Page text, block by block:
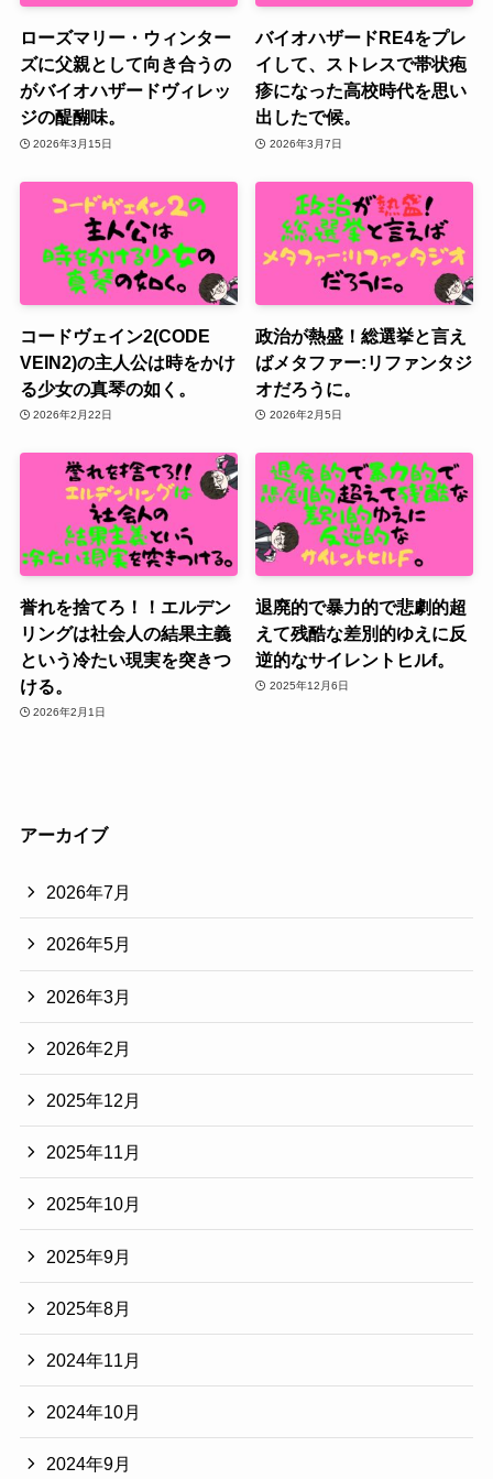
ローズマリー・ウィンター
ズに父親として向き合うの
がバイオハザードヴィレッ
ジの醍醐味。
2026年3月15日
バイオハザードRE4をプレ
イして、ストレスで帯状疱
疹になった高校時代を思い
出したで候。
2026年3月7日
コードヴェイン2(CODE
VEIN2)の主人公は時をかけ
る少女の真琴の如く。
2026年2月22日
政治が熱盛！総選挙と言え
ばメタファー:リファンタジ
オだろうに。
2026年2月5日
誉れを捨てろ！！エルデン
リングは社会人の結果主義
という冷たい現実を突きつ
ける。
2026年2月1日
退廃的で暴力的で悲劇的超
えて残酷な差別的ゆえに反
逆的なサイレントヒルf。
2025年12月6日
アーカイブ
2026年7月
2026年5月
2026年3月
2026年2月
2025年12月
2025年11月
2025年10月
2025年9月
2025年8月
2024年11月
2024年10月
2024年9月